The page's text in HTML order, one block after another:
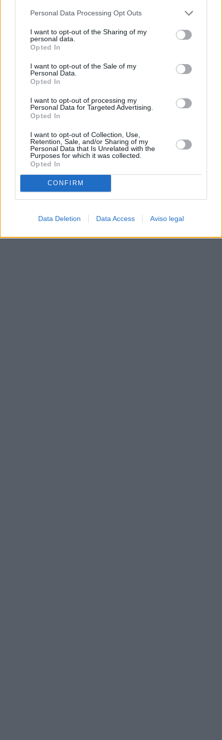
negar su consentimiento. Tenga en cuenta que algún
de su consentimiento, pero usted tiene el derecho de
rechazar tal procesamiento. Sus preferencias se aplicarán
cualquier momento entrando de nuevo en este sitio web o
visitando nuestra política de privacidad.
Personal Data Processing Opt Outs
I want to opt-out of the Sharing of my
personal data.
Opted In
I want to opt-out of the Sale of my
Personal Data.
Opted In
I want to opt-out of processing my
Personal Data for Targeted Advertising.
Opted In
I want to opt-out of Collection, Use,
Retention, Sale, and/or Sharing of my
Personal Data that Is Unrelated with the
Purposes for which it was collected.
Opted In
CONFIRM
Data Deletion Data Access Aviso legal